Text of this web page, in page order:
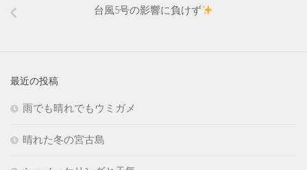
台風5号の影響に負けず
最近の投稿
雨でも晴れでもウミガメ
晴れた冬の宮古島